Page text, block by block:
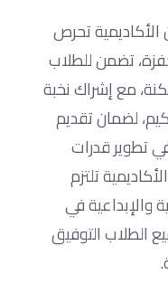
الأكاديمية تحرص
تضمن للطلاب
مع إشراك نخبة
لضمان تقديم
تطوير قدرات
تلتزم
والإبداعية في
الطلاب التوفيق